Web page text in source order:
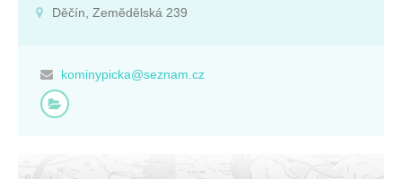
Děčín, Zemědělská 239
kominypicka@seznam.cz